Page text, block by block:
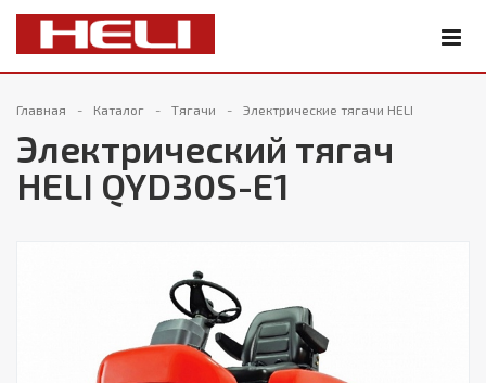
Главная Каталог Тягачи Электрические тягачи HELI
Электрический тягач
HELI QYD30S-E1